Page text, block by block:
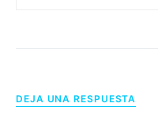
DEJA UNA RESPUESTA